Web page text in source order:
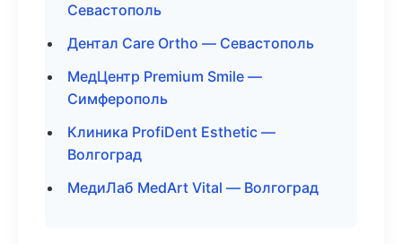
Севастополь
Дентал Care Ortho — Севастополь
МедЦентр Premium Smile —
Симферополь
Клиника ProfiDent Esthetic —
Волгоград
МедиЛаб MedArt Vital — Волгоград